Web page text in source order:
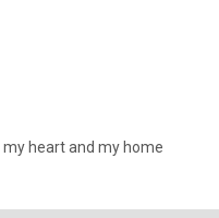
heart and my home